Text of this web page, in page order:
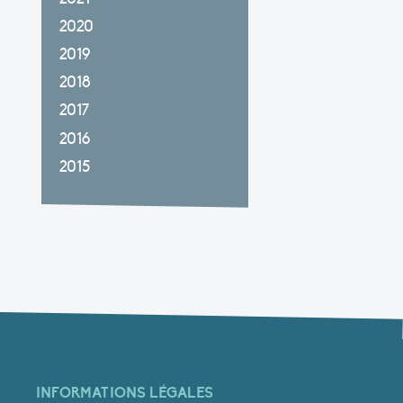
2020
2019
2018
2017
2016
2015
INFORMATIONS LÉGALES